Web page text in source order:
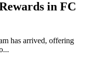
in FC
has arrived, offering